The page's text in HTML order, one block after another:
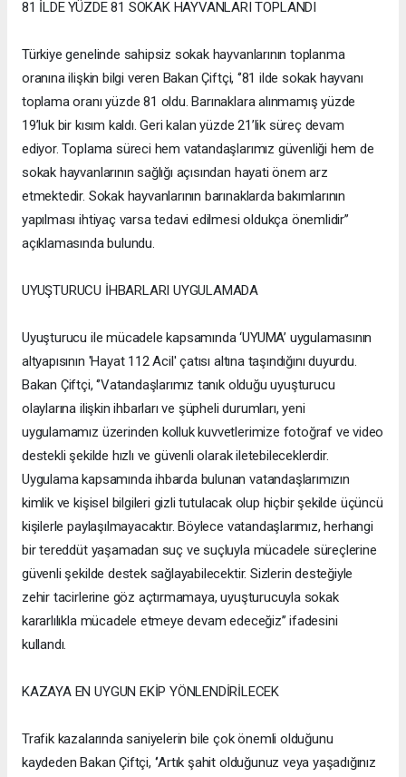
81 İLDE YÜZDE 81 SOKAK HAYVANLARI TOPLANDI
Türkiye genelinde sahipsiz sokak hayvanlarının toplanma
oranına ilişkin bilgi veren Bakan Çiftçi, ‘’81 ilde sokak hayvanı
toplama oranı yüzde 81 oldu. Barınaklara alınmamış yüzde
19’luk bir kısım kaldı. Geri kalan yüzde 21’lik süreç devam
ediyor. Toplama süreci hem vatandaşlarımız güvenliği hem de
sokak hayvanlarının sağlığı açısından hayati önem arz
etmektedir. Sokak hayvanlarının barınaklarda bakımlarının
yapılması ihtiyaç varsa tedavi edilmesi oldukça önemlidir’’
açıklamasında bulundu.
UYUŞTURUCU İHBARLARI UYGULAMADA
Uyuşturucu ile mücadele kapsamında ‘UYUMA’ uygulamasının
altyapısının 'Hayat 112 Acil' çatısı altına taşındığını duyurdu.
Bakan Çiftçi, ‘’Vatandaşlarımız tanık olduğu uyuşturucu
olaylarına ilişkin ihbarları ve şüpheli durumları, yeni
uygulamamız üzerinden kolluk kuvvetlerimize fotoğraf ve video
destekli şekilde hızlı ve güvenli olarak iletebileceklerdir.
Uygulama kapsamında ihbarda bulunan vatandaşlarımızın
kimlik ve kişisel bilgileri gizli tutulacak olup hiçbir şekilde üçüncü
kişilerle paylaşılmayacaktır. Böylece vatandaşlarımız, herhangi
bir tereddüt yaşamadan suç ve suçluyla mücadele süreçlerine
güvenli şekilde destek sağlayabilecektir. Sizlerin desteğiyle
zehir tacirlerine göz açtırmamaya, uyuşturucuyla sokak
kararlılıkla mücadele etmeye devam edeceğiz’’ ifadesini
kullandı.
KAZAYA EN UYGUN EKİP YÖNLENDİRİLECEK
Trafik kazalarında saniyelerin bile çok önemli olduğunu
kaydeden Bakan Çiftçi, ‘’Artık şahit olduğunuz veya yaşadığınız